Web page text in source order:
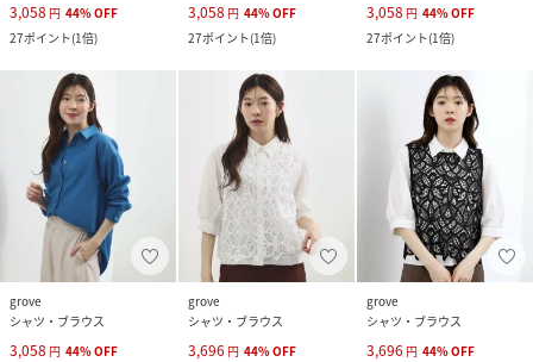
3,058 円 44%OFF
27ポイント(1倍)
3,058 円 44%OFF
27ポイント(1倍)
3,058 円 44%OFF
27ポイント(1倍)
grove
シャツ・ブラウス
3,058 円 44%OFF
grove
シャツ・ブラウス
3,696 円 44%OFF
grove
シャツ・ブラウス
3,696 円 44%OFF